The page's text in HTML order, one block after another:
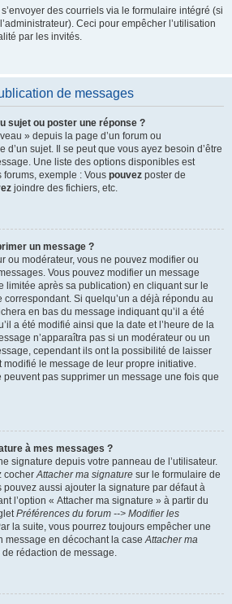
des courriels via le formulaire intégré (si
Ceci pour empêcher l’utilisation
par les invités.
de messages
sujet ou poster une réponse ?
» depuis la page d’un forum ou
sujet. Il se peut que vous ayez besoin d’être
Une liste des options disponibles est
exemple : Vous pouvez poster de
joindre des fichiers, etc.
un message ?
ou modérateur, vous ne pouvez modifier ou
Vous pouvez modifier un message
limitée après sa publication) en cliquant sur le
Si quelqu’un a déjà répondu au
en bas du message indiquant qu’il a été
a été modifié ainsi que la date et l’heure de la
n’apparaîtra pas si un modérateur ou un
cependant ils ont la possibilité de laisser
modifié le message de leur propre initiative.
peuvent pas supprimer un message une fois que
à mes messages ?
signature depuis votre panneau de l’utilisateur.
cocherAttacher ma signature sur le formulaire de
pouvez aussi ajouter la signature par défaut à
l’option « Attacher ma signature » à partir du
Préférences du forum --> Modifier les
la suite, vous pourrez toujours empêcher une
message en décochant la caseAttacher ma
rédaction de message.